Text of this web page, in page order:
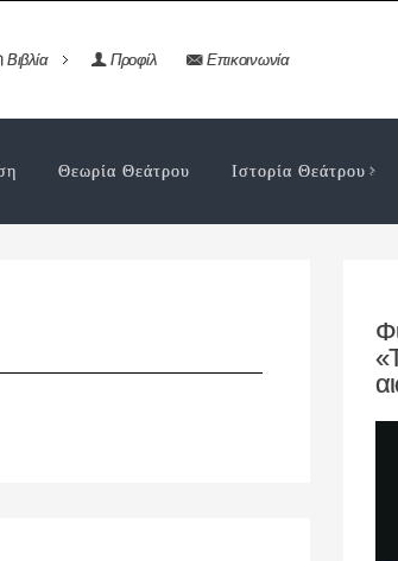
Βιβλία Προφίλ Επικοινωνία
Θεωρία Θεάτρου Ιστορία Θεάτρου